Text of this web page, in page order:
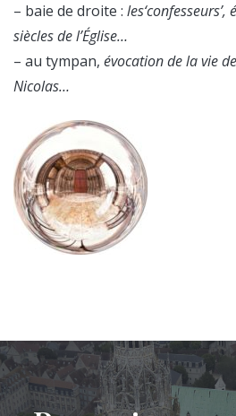
– baie de droite :
siècles de l’Église…
– au tympan, évocation de la vie
Nicolas…